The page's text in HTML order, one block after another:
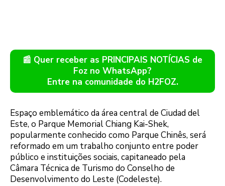
📰 Quer receber as PRINCIPAIS NOTÍCIAS de
Foz no WhatsApp?
Entre na comunidade do H2FOZ.
Espaço emblemático da área central de Ciudad del
Este, o Parque Memorial Chiang Kai-Shek,
popularmente conhecido como Parque Chinês, será
reformado em um trabalho conjunto entre poder
público e instituições sociais, capitaneado pela
Câmara Técnica de Turismo do Conselho de
Desenvolvimento do Leste (Codeleste).